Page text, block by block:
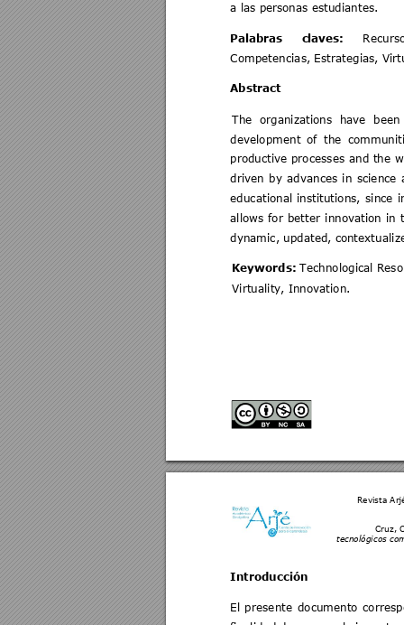
a las personas estudiantes.
Palabras claves:
Competencias, Estrategias,
Abstract
The organizations have
been
development of the
productive processes and the
driven by advances in science
educational
institutions, since
allows for better innovation in
dynamic, updated, context
Keywords: Technological
Virtuality, Innovation.
Revista
Cruz,
tecnológicos
Introducción
El presente documento corre